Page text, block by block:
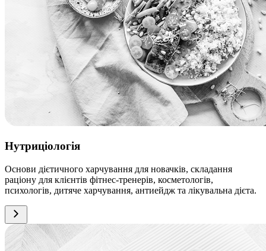
Нутриціологія
Основи дієтичного харчування для новачків, складання
раціону для клієнтів фітнес-тренерів, косметологів,
психологів, дитяче харчування, антиейдж та лікувальна дієта.